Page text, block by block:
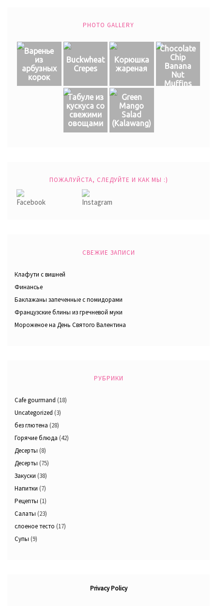
PHOTO GALLERY
Варенье
из
арбузных
корок
Buckwheat
Crepes
Корюшка
жареная
Chocolate
Chip
Banana
Nut
Muffins
Табуле из
кускуса со
свежими
овощами
Green
Mango
Salad
(Кalawang)
ПОЖАЛУЙСТА, СЛЕДУЙТЕ И КАК МЫ :)
СВЕЖИЕ ЗАПИСИ
Клафути с вишней
Финансье
Баклажаны запеченные с помидорами
Французские блины из гречневой муки
Мороженое на День Святого Валентина
РУБРИКИ
Cafe gourmand (18)
Uncategorized (3)
без глютена (28)
Горячие блюда (42)
Десерты (8)
Десерты (75)
Закуски (38)
Напитки (7)
Рецепты (1)
Салаты (23)
слоеное тесто (17)
Супы (9)
Privacy Policy